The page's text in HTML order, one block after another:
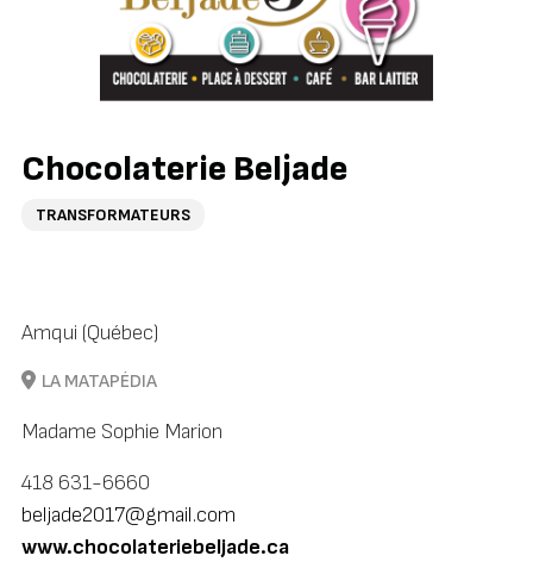
Chocolaterie Beljade
TRANSFORMATEURS
Amqui (Québec)
LA MATAPÉDIA
Madame Sophie Marion
418 631-6660
beljade2017@gmail.com
www.chocolateriebeljade.ca